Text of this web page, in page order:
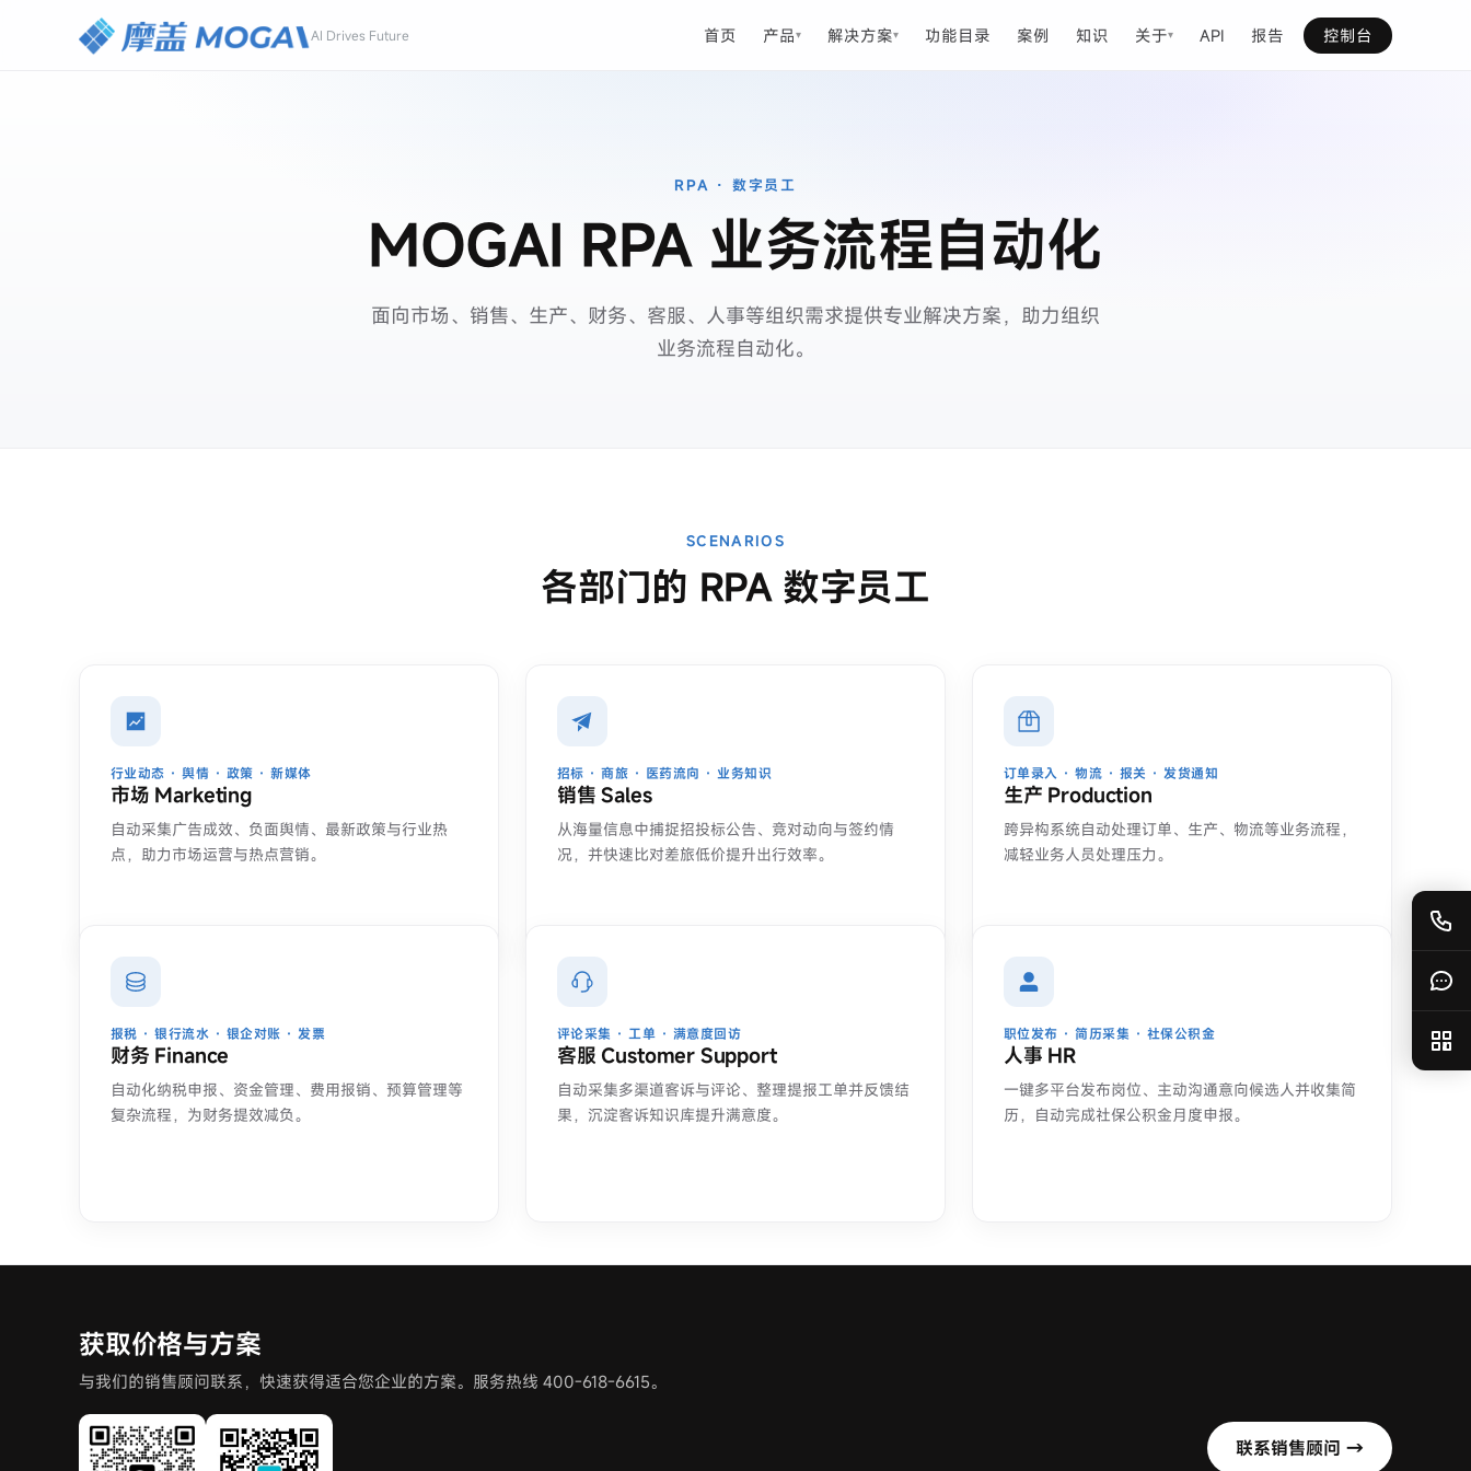
AI Drives Future 首页 产品▾ 解决方案▾ 功能目录 案例 知识 关于▾ API 报告 控制台
RPA · 数字员工
MOGAI RPA 业务流程自动化
面向市场、销售、生产、财务、客服、人事等组织需求提供专业解决方案，助力组织
业务流程自动化。
SCENARIOS
各部门的 RPA 数字员工
行业动态 · 舆情 · 政策 · 新媒体
市场 Marketing
自动采集广告成效、负面舆情、最新政策与行业热
点，助力市场运营与热点营销。
招标 · 商旅 · 医药流向 · 业务知识
销售 Sales
从海量信息中捕捉招投标公告、竞对动向与签约情
况，并快速比对差旅低价提升出行效率。
订单录入 · 物流 · 报关 · 发货通知
生产 Production
跨异构系统自动处理订单、生产、物流等业务流程，
减轻业务人员处理压力。
报税 · 银行流水 · 银企对账 · 发票
财务 Finance
自动化纳税申报、资金管理、费用报销、预算管理等
复杂流程，为财务提效减负。
评论采集 · 工单 · 满意度回访
客服 Customer Support
自动采集多渠道客诉与评论、整理提报工单并反馈结
果，沉淀客诉知识库提升满意度。
职位发布 · 简历采集 · 社保公积金
人事 HR
一键多平台发布岗位、主动沟通意向候选人并收集简
历，自动完成社保公积金月度申报。
获取价格与方案
与我们的销售顾问联系，快速获得适合您企业的方案。服务热线 400-618-6615。
联系销售顾问 →